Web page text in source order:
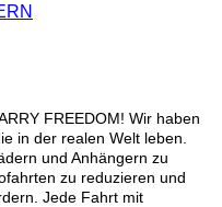
FREEDOM! Wir haben
in der realen Welt leben.
und Anhängern zu
zu reduzieren und
Jede Fahrt mit